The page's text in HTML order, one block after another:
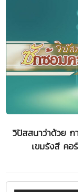
วิปัสสนาว่าด้วย ก
เขมรังสี ค